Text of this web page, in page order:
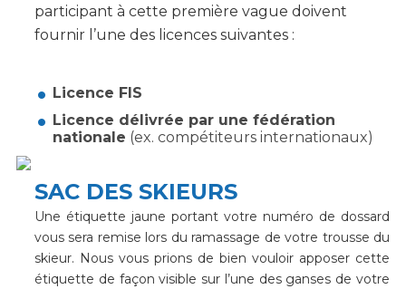
participant à cette première vague doivent
fournir l’une des licences suivantes :
Licence FIS
Licence délivrée par une fédération
nationale (ex. compétiteurs internationaux)
SAC DES SKIEURS
Une étiquette jaune portant votre numéro de dossard
vous sera remise lors du ramassage de votre trousse du
skieur. Nous vous prions de bien vouloir apposer cette
étiquette de façon visible sur l’une des ganses de votre